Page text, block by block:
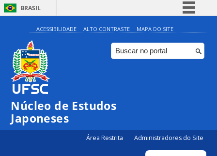
BRASIL
Simplifique!
Comunica BR
Participe
ACESSIBILIDADE ALTO CONTRASTE MAPA DO SITE
Núcleo de Estudos
Japoneses
Área Restrita Administradores do Site